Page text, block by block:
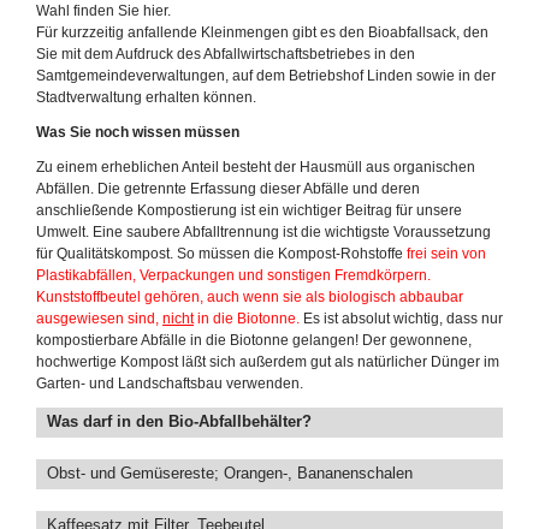
Wahl finden Sie hier.
Für kurzzeitig anfallende Kleinmengen gibt es den Bioabfallsack, den
Sie mit dem Aufdruck des Abfallwirtschaftsbetriebes in den
Samtgemeindeverwaltungen, auf dem Betriebshof Linden sowie in der
Stadtverwaltung erhalten können.
Was Sie noch wissen müssen
Zu einem erheblichen Anteil besteht der Hausmüll aus organischen
Abfällen. Die getrennte Erfassung dieser Abfälle und deren
anschließende Kompostierung ist ein wichtiger Beitrag für unsere
Umwelt. Eine saubere Abfalltrennung ist die wichtigste Voraussetzung
für Qualitätskompost. So müssen die Kompost-Rohstoffe frei sein von
Plastikabfällen, Verpackungen und sonstigen Fremdkörpern.
Kunststoffbeutel gehören, auch wenn sie als biologisch abbaubar
ausgewiesen sind, nichtin die Biotonne. Es ist absolut wichtig, dass nur
kompostierbare Abfälle in die Biotonne gelangen! Der gewonnene,
hochwertige Kompost läßt sich außerdem gut als natürlicher Dünger im
Garten- und Landschaftsbau verwenden.
Was darf in den Bio-Abfallbehälter?
Obst- und Gemüsereste; Orangen-, Bananenschalen
Kaffeesatz mit Filter, Teebeutel